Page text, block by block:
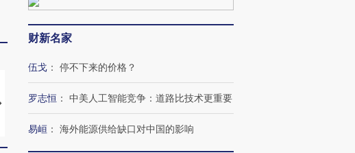
视线｜HYROX的吸金
术：是什么让中产们甘
心“花钱找虐”？
马航飞行员跨国走私7万
粒摇头丸 尿检体内含3种
毒品
视线｜被称为“蟑螂”的印
度Z世代 用街头抗争将教
财新名家
伍戈 ： 停不下来的价格？
罗志恒 ： 中美人工智能竞争：道路比技术更重要
易峘 ： 海外能源供给缺口对中国的影响